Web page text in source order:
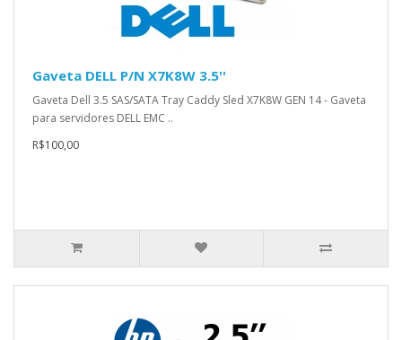
Gaveta DELL P/N X7K8W 3.5''
Gaveta Dell 3.5 SAS/SATA Tray Caddy Sled X7K8W GEN 14 - Gaveta
para servidores DELL EMC ..
R$100,00